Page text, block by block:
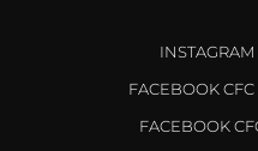
FACEBOOK
FACEBOOK